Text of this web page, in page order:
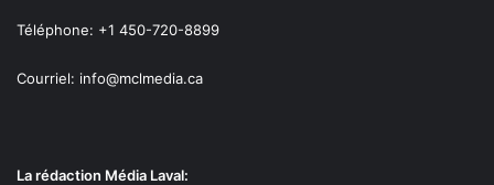
Téléphone: +1 450-720-8899
Courriel: info@mclmedia.ca
La rédaction Média Laval: